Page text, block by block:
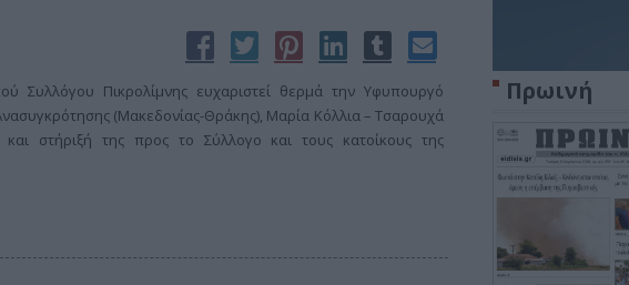
Συλλόγου Πικρολίμνης ευχαριστεί θερμά την Υφυπουργό
(Μακεδονίας-Θράκης), Μαρία Κόλλια – Τσαρουχά
στήριξή της προς το Σύλλογο και τους κατοίκους της
Πρωινή